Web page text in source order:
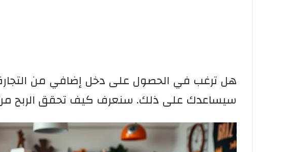
هل ترغب في الحصول على دخل إضافي من التجارة
سيساعدك على ذلك. سنعرف كيف تحقق الربح من